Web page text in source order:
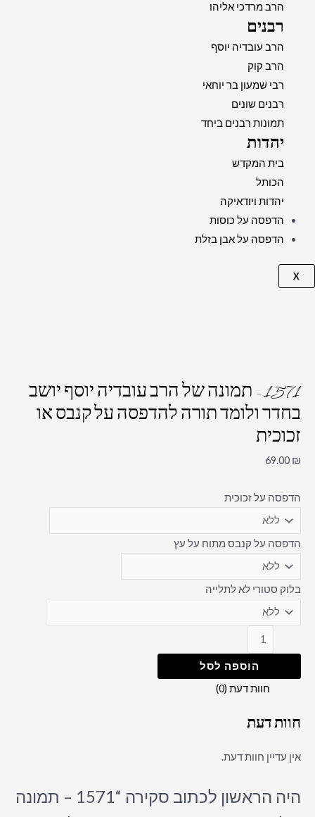
הרב מרדכי אליהו
רבנים
הרב עובדיה יוסף
הרב קוק
רבי שמעון בר יוחאי
רבנים שונים
תמונות רבנים ביחד
יהדות
בית המקדש
הכותל
יהדות ויודאיקה
הדפסה על כוסות
הדפסה על אבן בזלת
X
1571 – תמונה של הרב עובדיה יוסף יושב
בחדר ולומד תורה להדפסה על קנבס או
זכוכית
69.00 ₪
הדפסה על זכוכית
הדפסה על קנבס מתוח על עץ
בלוק סטורי לא לתלייה
הוספה לסל
חוות דעת (0)
חוות דעת
אין עדיין חוות דעת.
היה הראשון לכתוב סקירה “1571 – תמונה